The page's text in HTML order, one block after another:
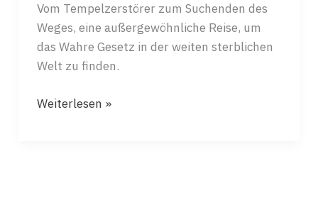
Vom Tempelzerstörer zum Suchenden des
Weges, eine außergewöhnliche Reise, um
das Wahre Gesetz in der weiten sterblichen
Welt zu finden.
DER
Weiterlesen »